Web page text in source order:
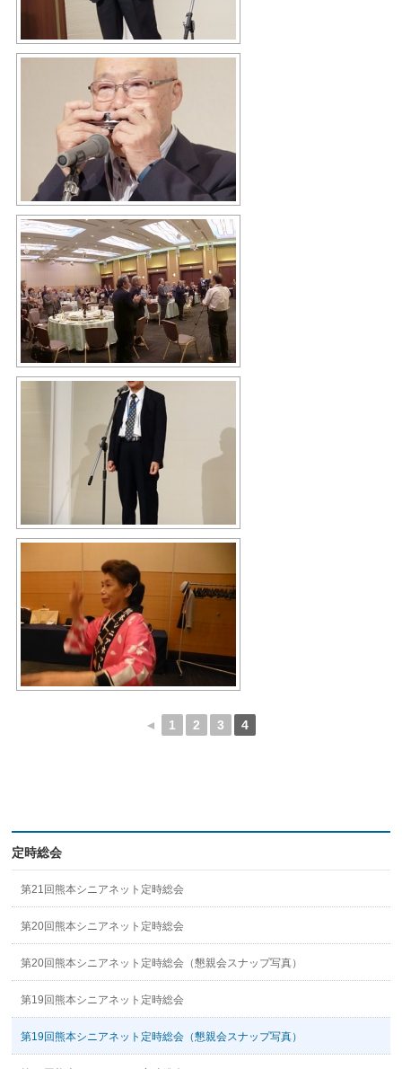
◄ 1 2 3 4
定時総会
第21回熊本シニアネット定時総会
第20回熊本シニアネット定時総会
第20回熊本シニアネット定時総会（懇親会スナップ写真）
第19回熊本シニアネット定時総会
第19回熊本シニアネット定時総会（懇親会スナップ写真）